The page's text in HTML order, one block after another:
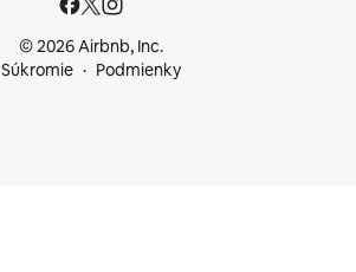
© 2026 Airbnb, Inc.
Súkromie
Podmienky